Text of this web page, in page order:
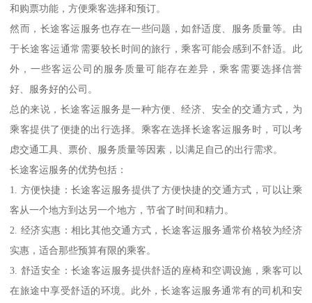
和购票功能，方便乘客选择和预订。
然而，长途客运服务也存在一些问题，如舒适度、服务质量等。由
于长途客运通常需要较长时间的旅行，乘客可能会感到不舒适。此
外，一些客运公司的服务质量可能存在差异，乘客需要选择信誉
好、服务好的公司。
总的来说，长途客运服务是一种方便、经济、安全的交通方式，为
乘客提供了便捷的出行选择。乘客在选择长途客运服务时，可以考
虑交通工具、票价、服务质量等因素，以满足自己的出行需求。
长途客运服务的优势包括：
1. 方便快捷：长途客运服务提供了方便快捷的交通方式，可以让乘
客从一个地方到达另一个地方，节省了时间和精力。
2. 经济实惠：相比其他交通方式，长途客运服务通常价格较为经济
实惠，适合那些预算有限的乘客。
3. 舒适安全：长途客运服务提供舒适的座椅和空调设施，乘客可以
在旅途中享受舒适的环境。此外，长途客运服务通常有的司机和安